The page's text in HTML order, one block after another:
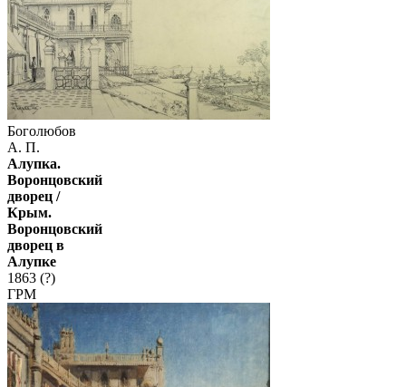
Боголюбов
А. П.
Алупка.
Воронцовский
дворец /
Крым.
Воронцовский
дворец в
Алупке
1863 (?)
ГРМ